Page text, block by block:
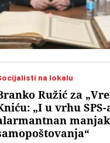
na lokalu
Ružić za
„I u vrhu SPS-
manjak